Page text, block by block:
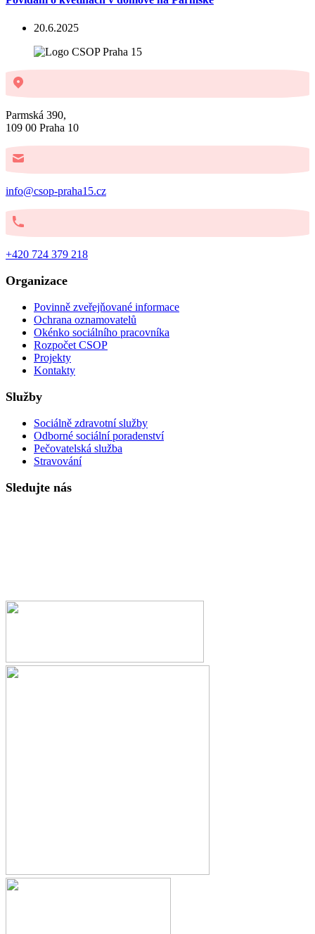
20.6.2025
Parmská 390,
109 00 Praha 10
info@csop-praha15.cz
+420 724 379 218
Organizace
Povinně zveřejňované informace
Ochrana oznamovatelů
Okénko sociálního pracovníka
Rozpočet CSOP
Projekty
Kontakty
Služby
Sociálně zdravotní služby
Odborné sociální poradenství
Pečovatelská služba
Stravování
Sledujte nás